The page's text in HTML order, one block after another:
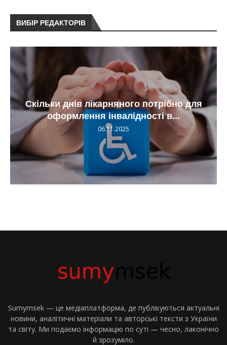
ВИБІР РЕДАКТОРІВ
Скільки днів лікарняного потрібно для
оформлення інвалідності в...
06.11.2025
Sumymsek — це медіаплатформа, де публікуються актуальні
новини, аналітичні матеріали та авторські тексти з України
та світу. Ми подаємо інформацію по суті — чесно, лаконічно
й зрозуміло.